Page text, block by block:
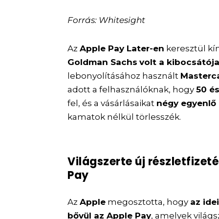
Forrás: Whitesight
AzApple Pay Later-en keresztül
Goldman Sachs volt a
lebonyolításához használt
adott a felhasználóknak, hogy50
fel, és a vásárlásaikat négy
kamatok nélkül törlesszék.
Világszerte új
Pay
AzApple megosztotta, hogy az
bővül az Apple Pay, amelyek